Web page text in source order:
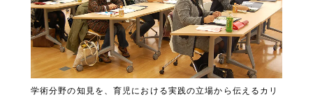
学術分野の知見を、育児における実践の立場から伝えるカリ